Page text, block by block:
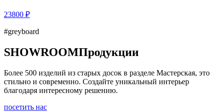
23800 ₽
#greyboard
SHOWROOMПродукции
Более 500 изделий из старых досок в разделе Мастерская, это
стильно и современно. Создайте уникальный интерьер
благодаря интересному решению.
посетить нас